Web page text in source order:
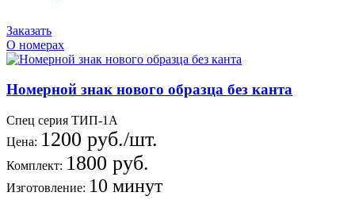
Заказать
О номерах
Номерной знак нового образца без канта
Спец серия ТИП-1А
Цена: 1200 руб./шт.
Комплект: 1800 руб.
Изготовление: 10 минут